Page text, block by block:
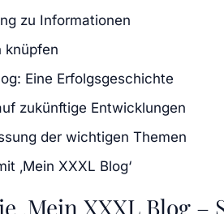
zu Informationen
knüpfen
Eine Erfolgsgeschichte
zukünftige Entwicklungen
der wichtigen Themen
‚Mein XXXL Blog‘
‚Mein XXXL Blog